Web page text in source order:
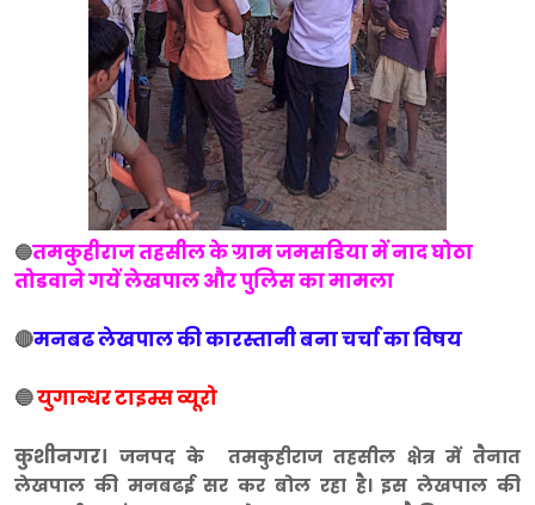
🔵तमकुहीराज तहसील के ग्राम जमसडिया में नाद घोठा
तोडवाने गयें लेखपाल और पुलिस का मामला
🔴मनबढ लेखपाल की कारस्तानी बना चर्चा का विषय
🔵युगान्धर टाइम्स व्यूरो
कुशीनगर। जनपद के तमकुहीराज तहसील क्षेत्र में तैनात
लेखपाल की मनबढई सर कर बोल रहा है। इस लेखपाल की